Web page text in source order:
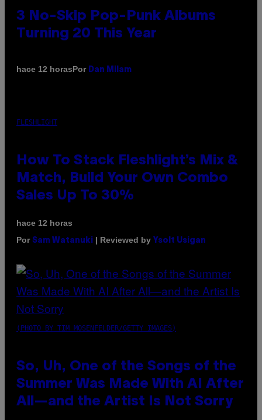
3 No-Skip Pop-Punk Albums
Turning 20 This Year
hace 12 horasPor Dan Milam
FLESHLIGHT
How To Stack Fleshlight’s Mix &
Match, Build Your Own Combo
Sales Up To 30%
hace 12 horas
Por Sam Watanuki | Reviewed by Ysolt Usigan
(PHOTO BY TIM MOSENFELDER/GETTY IMAGES)
So, Uh, One of the Songs of the
Summer Was Made With AI After
All—and the Artist Is Not Sorry